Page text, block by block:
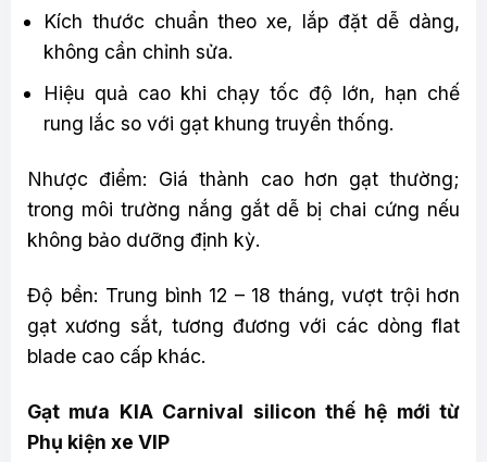
Kích thước chuẩn theo xe, lắp đặt dễ dàng,
không cần chỉnh sửa.
Hiệu quả cao khi chạy tốc độ lớn, hạn chế
rung lắc so với gạt khung truyền thống.
Nhược điểm: Giá thành cao hơn gạt thường;
trong môi trường nắng gắt dễ bị chai cứng nếu
không bảo dưỡng định kỳ.
Độ bền: Trung bình 12 – 18 tháng, vượt trội hơn
gạt xương sắt, tương đương với các dòng flat
blade cao cấp khác.
Gạt mưa KIA Carnival silicon thế hệ mới từ
Phụ kiện xe VIP